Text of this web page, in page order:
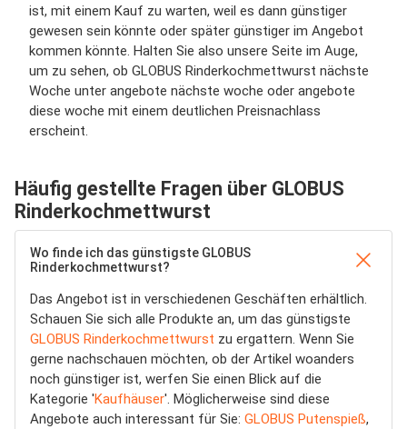
ist, mit einem Kauf zu warten, weil es dann günstiger
gewesen sein könnte oder später günstiger im Angebot
kommen könnte. Halten Sie also unsere Seite im Auge,
um zu sehen, ob GLOBUS Rinderkochmettwurst nächste
Woche unter angebote nächste woche oder angebote
diese woche mit einem deutlichen Preisnachlass
erscheint.
Häufig gestellte Fragen über GLOBUS
Rinderkochmettwurst
Wo finde ich das günstigste GLOBUS
Rinderkochmettwurst?
Das Angebot ist in verschiedenen Geschäften erhältlich.
Schauen Sie sich alle Produkte an, um das günstigste
GLOBUS Rinderkochmettwurst zu ergattern. Wenn Sie
gerne nachschauen möchten, ob der Artikel woanders
noch günstiger ist, werfen Sie einen Blick auf die
Kategorie 'Kaufhäuser'. Möglicherweise sind diese
Angebote auch interessant für Sie: GLOBUS Putenspieß,